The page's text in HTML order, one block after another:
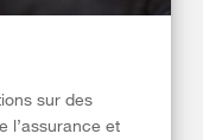
sur des
l’assurance et